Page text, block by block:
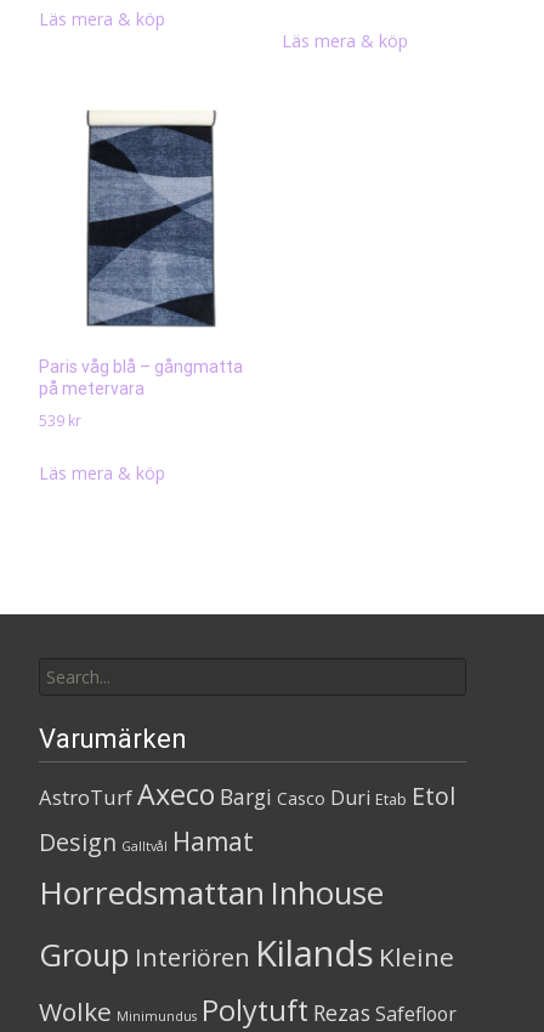
Läs mera & köp
Läs mera & köp
Paris våg blå – gångmatta
på metervara
539 kr
Läs mera & köp
for:
Varumärken
AstroTurfAxeco Bargi Casco Duri Etab Etol
Design Galltvål Hamat
Horredsmattan Inhouse
Group Interiören Kilands Kleine
Wolke Minimundus Polytuft Rezas Safefloor